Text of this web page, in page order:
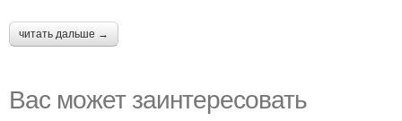
читать дальше →
Вас может заинтересовать